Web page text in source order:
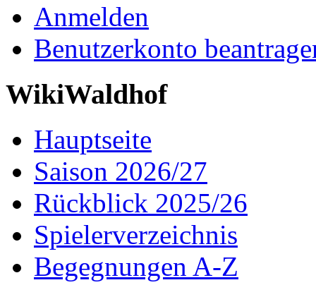
Anmelden
Benutzerkonto
WikiWaldhof
Hauptseite
Saison 2026/27
Rückblick 2025/26
Spielerverzeichnis
Begegnungen A-Z